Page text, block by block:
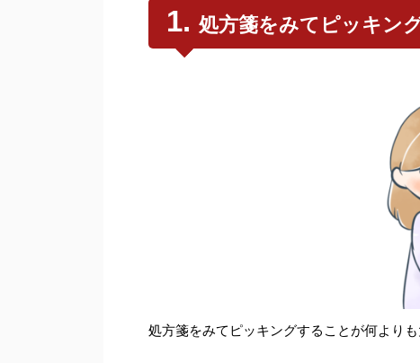
処方箋をみてピッキン
処方箋をみてピッキングすることが何よりも